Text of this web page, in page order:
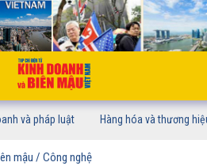
và pháp luật Hàng hóa và thương
mậu / Công nghệ